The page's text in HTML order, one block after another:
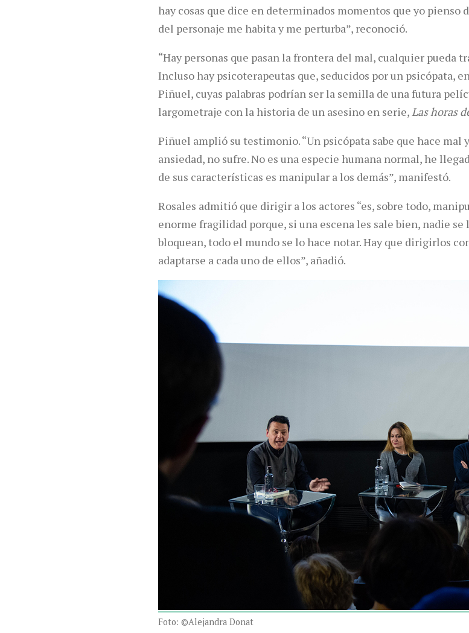
hay cosas que dice en determinados momentos que yo pienso
del personaje me habita y me perturba”, reconoció.
“Hay personas que pasan la frontera del mal, cualquier pueda
Incluso hay psicoterapeutas que, seducidos por un psicópata,
Piñuel, cuyas palabras podrían ser la semilla de una futura
largometraje con la historia de un asesino en serie, Las horas
Piñuel amplió su testimonio. “Un psicópata sabe que hace mal
ansiedad, no sufre. No es una especie humana normal, he
de sus características es manipular a los demás”, manifestó.
Rosales admitió que dirigir a los actores “es, sobre todo,
enorme fragilidad porque, si una escena les sale bien, nadie
bloquean, todo el mundo se lo hace notar. Hay que dirigirlos
adaptarse a cada uno de ellos”, añadió.
Foto: ©Alejandra Donat